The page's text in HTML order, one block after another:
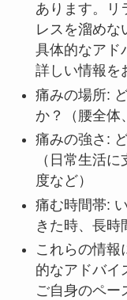
あります。リ
レスを溜めな
具体的なアド
詳しい情報を
痛みの場所:
か？（腰全体
痛みの強さ:
（日常生活
度など）
痛む時間帯:
きた時、長時
これらの情報
的なアドバイ
ご自身のペー